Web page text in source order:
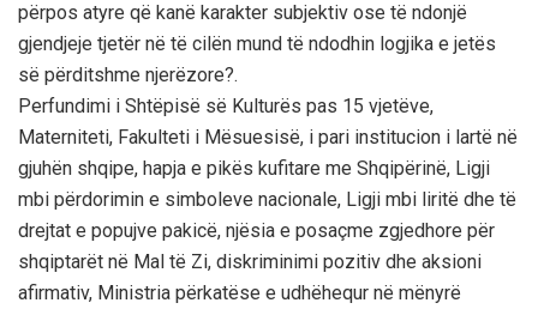
përpos atyre që kanë karakter subjektiv ose të ndonjë
gjendjeje tjetër në të cilën mund të ndodhin logjika e jetës
së përditshme njerëzore?.
Perfundimi i Shtëpisë së Kulturës pas 15 vjetëve,
Materniteti, Fakulteti i Mësuesisë, i pari institucion i lartë në
gjuhën shqipe, hapja e pikës kufitare me Shqipërinë, Ligji
mbi përdorimin e simboleve nacionale, Ligji mbi liritë dhe të
drejtat e popujve pakicë, njësia e posaçme zgjedhore për
shqiptarët në Mal të Zi, diskriminimi pozitiv dhe aksioni
afirmativ, Ministria përkatëse e udhëhequr në mënyrë